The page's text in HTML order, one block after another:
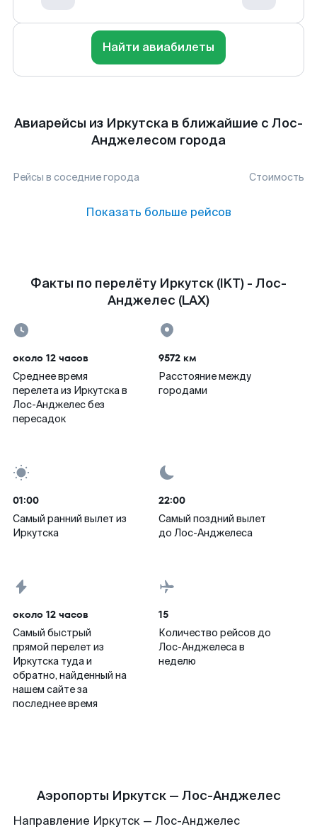
Найти авиабилеты
Авиарейсы из Иркутска в ближайшие с Лос-
Анджелесом города
Рейсы в соседние города Стоимость
Показать больше рейсов
Факты по перелёту Иркутск (IKT) - Лос-
Анджелес (LAX)
около 12 часов
Среднее время
перелета из Иркутска в
Лос-Анджелес без
пересадок
9572 км
Расстояние между
городами
01:00
Самый ранний вылет из
Иркутска
22:00
Самый поздний вылет
до Лос-Анджелеса
около 12 часов
Самый быстрый
прямой перелет из
Иркутска туда и
обратно, найденный на
нашем сайте за
последнее время
15
Количество рейсов до
Лос-Анджелеса в
неделю
Аэропорты Иркутск — Лос-Анджелес
Направление Иркутск — Лос-Анджелес